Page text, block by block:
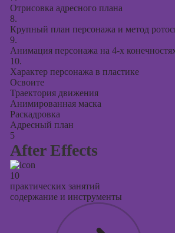
Отрисовка адресного плана
8.
Крупный план персонажа и метод
9.
Анимация персонажа на 4-х
10.
Характер персонажа в пластике
Освоите
Траектория движения
Анимированная маска
Раскадровка
Адресный план
5
After Effects
10
практических занятий
содержание и инструменты